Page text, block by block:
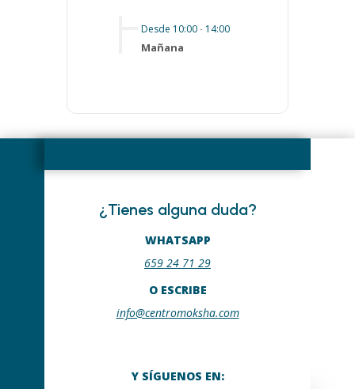
Desde 10:00- 14:00
Mañana
¿Tienes alguna duda?
WHATSAPP
659 24 71 29
O ESCRIBE
info@centromoksha.com
Y SÍGUENOS EN: